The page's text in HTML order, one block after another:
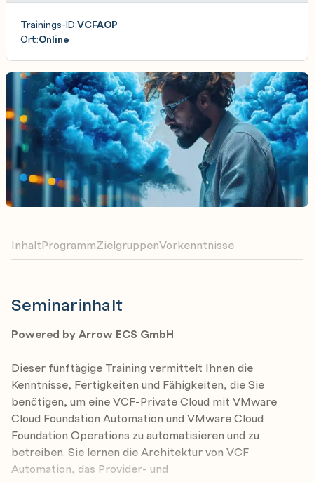
Seminarinhalt
Powered by Arrow ECS GmbH
Dieser fünftägige Training vermittelt Ihnen die
Kenntnisse, Fertigkeiten und Fähigkeiten, die Sie
benötigen, um eine VCF-Private Cloud mit VMware
Cloud Foundation Automation und VMware Cloud
Foundation Operations zu automatisieren und zu
betreiben. Sie lernen die Architektur von VCF
Automation, das Provider- und
InhaltProgrammZielgruppenVorkenntnisse
Trainings-ID:VCFAOP
Ort:Online